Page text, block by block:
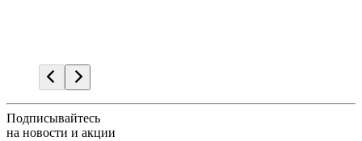
Подписывайтесь
на новости и акции